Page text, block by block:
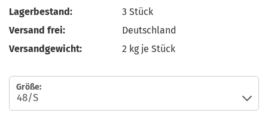
Lagerbestand:
3Stück
Versand frei:
Deutschland
Versandgewicht:
2 kg je Stück
Größe: